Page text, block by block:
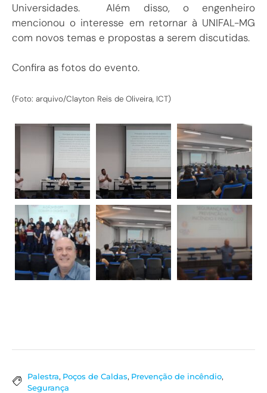
Universidades. Além disso, o engenheiro
mencionou o interesse em retornar à UNIFAL-MG
com novos temas e propostas a serem discutidas.
Confira as fotos do evento.
(Foto: arquivo/Clayton Reis de Oliveira, ICT)
Palestra, Poços de Caldas, Prevenção de incêndio,
Segurança